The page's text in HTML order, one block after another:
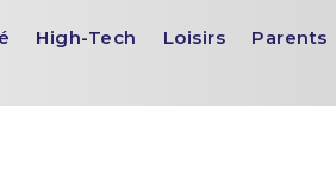
High-Tech Loisirs Parents